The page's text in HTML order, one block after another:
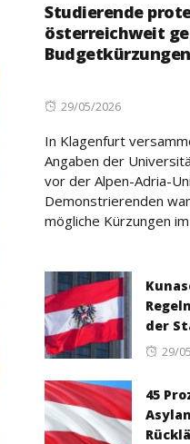
Studierende
österreichweit
Budgetkürzungen
Posted
29/05/2026
In Klagenfurt
Angaben der
vor der Alpen-Adria-
Demonstrierenden
mögliche Kürzungen
der
29/
45